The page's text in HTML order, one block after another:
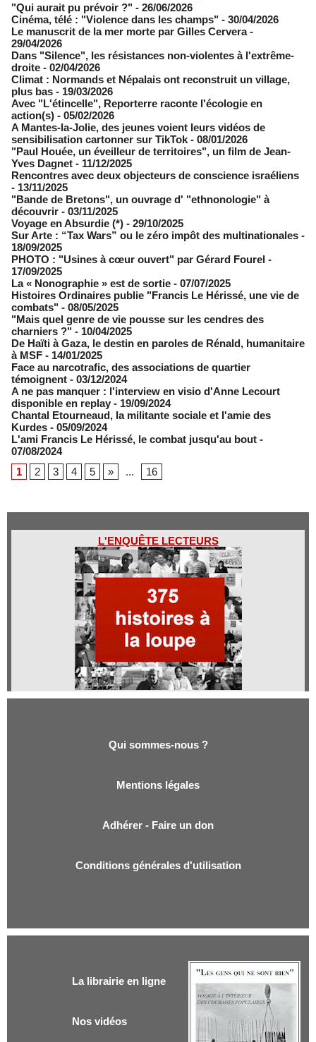
"Qui aurait pu prévoir ?" - 26/06/2026
Cinéma, télé : "Violence dans les champs" - 30/04/2026
Le manuscrit de la mer morte par Gilles Cervera -
29/04/2026
Dans "Silence", les résistances non-violentes à l'extrême-
droite - 02/04/2026
Climat : Normands et Népalais ont reconstruit un village,
plus bas - 19/03/2026
Avec "L'étincelle", Reporterre raconte l'écologie en
action(s) - 05/02/2026
A Mantes-la-Jolie, des jeunes voient leurs vidéos de
sensibilisation cartonner sur TikTok - 08/01/2026
"Paul Houée, un éveilleur de territoires", un film de Jean-
Yves Dagnet - 11/12/2025
Rencontres avec deux objecteurs de conscience israéliens
- 13/11/2025
"Bande de Bretons", un ouvrage d' "ethnonologie" à
découvrir - 03/11/2025
Voyage en Absurdie (*) - 29/10/2025
Sur Arte : “Tax Wars” ou le zéro impôt des multinationales -
18/09/2025
PHOTO : "Usines à cœur ouvert" par Gérard Fourel -
17/09/2025
La « Nonographie » est de sortie - 07/07/2025
Histoires Ordinaires publie "Francis Le Hérissé, une vie de
combats" - 08/05/2025
"Mais quel genre de vie pousse sur les cendres des
charniers ?" - 10/04/2025
De Haïti à Gaza, le destin en paroles de Rénald, humanitaire
à MSF - 14/01/2025
Face au narcotrafic, des associations de quartier
témoignent - 03/12/2024
A ne pas manquer : l'interview en visio d'Anne Lecourt
disponible en replay - 19/09/2024
Chantal Etourneaud, la militante sociale et l'amie des
Kurdes - 05/09/2024
L'ami Francis Le Hérissé, le combat jusqu'au bout -
07/08/2024
1
2 3 4 5 » ... 16
L'ENQUÊTE LECTEURS
Qui sommes-nous ?
Mentions légales
Adhérer - Faire un don
Conditions générales d'utilisation
La librairie en ligne
Nos vidéos